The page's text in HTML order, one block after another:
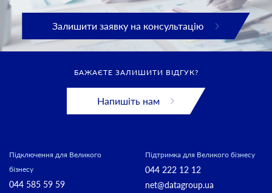
Залишити заявку на консультацію
БАЖАЄТЕ ЗАЛИШИТИ ВІДГУК?
Напишіть нам
Підключення для Великого
бізнесу
044 585 59 59
Підтримка для Великого бізнесу
044 222 12 12
net@datagroup.ua